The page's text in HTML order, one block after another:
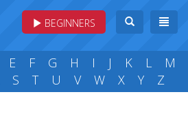
BEGINNERS
E F G H I J K L
M
S T U V W X Y Z